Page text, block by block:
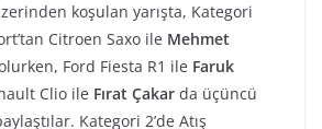
koşulan yarışta, Kategori
Citroen Saxo ile Mehmet
Ford Fiesta R1 ile Faruk
Clio ile Fırat Çakar da üçüncü
Kategori 2’de Atış